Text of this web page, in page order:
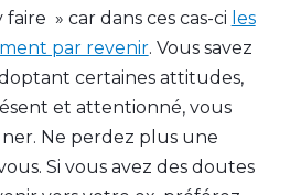
» car dans ces cas-ci les
par revenir. Vous savez
certaines attitudes,
et attentionné, vous
Ne perdez plus une
Si vous avez des doutes